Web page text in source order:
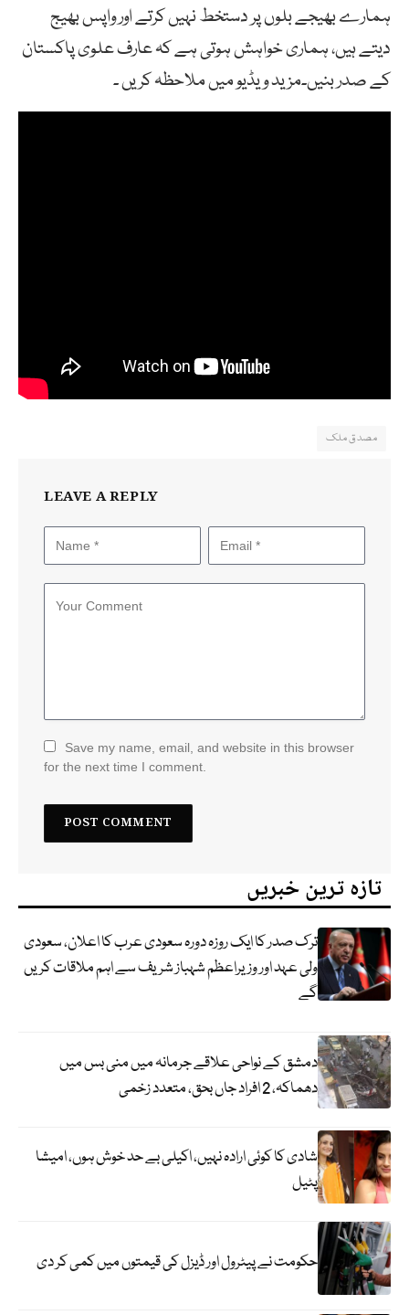
ہمارے بھیجے بلوں پر دستخط نہیں کرتے اور واپس بھیج
دیتے ہیں، ہماری خواہش ہوتی ہے کہ عارف علوی پاکستان
کے صدر بنیں۔مزید ویڈیو میں ملاحظہ کریں ۔
مصدق ملک
LEAVE A REPLY
Save my name, email, and website in this browser
for the next time I comment.
تازہ ترین خبریں
ترک صدر کا ایک روزہ دورہ سعودی عرب کا اعلان، سعودی
ولی عہد اور وزیراعظم شہباز شریف سے اہم ملاقات کریں
گے
دمشق کے نواحی علاقے جرمانہ میں منی بس میں
دھماکہ، 2 افراد جاں بحق، متعدد زخمی
شادی کا کوئی ارادہ نہیں، اکیلی بے حد خوش ہوں، امیشا
پٹیل
حکومت نے پیٹرول اور ڈیزل کی قیمتوں میں کمی کر دی